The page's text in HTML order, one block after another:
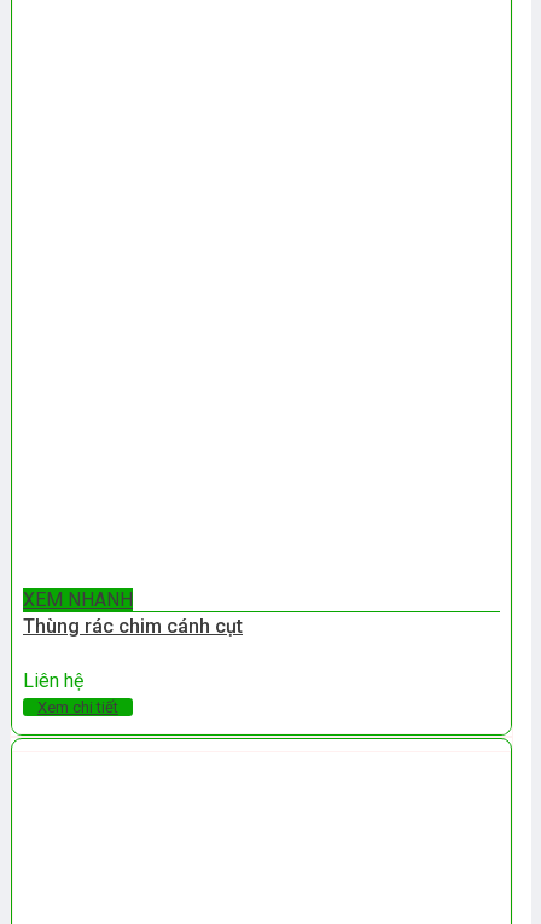
XEM NHANH
Thùng rác chim cánh cụt
Liên hệ
Xem chi tiết